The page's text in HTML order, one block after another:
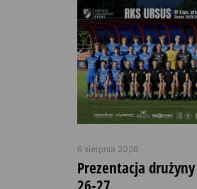
6 sierpnia 2026
Prezentacja drużyny